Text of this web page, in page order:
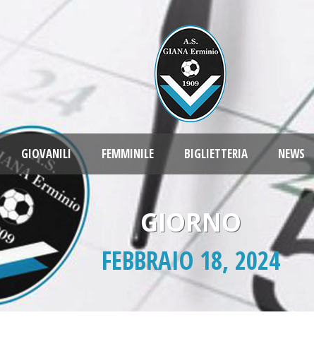
GIOVANILI FEMMINILE BIGLIETTERIA NEWS
GIORNO
FEBBRAIO 18, 2024